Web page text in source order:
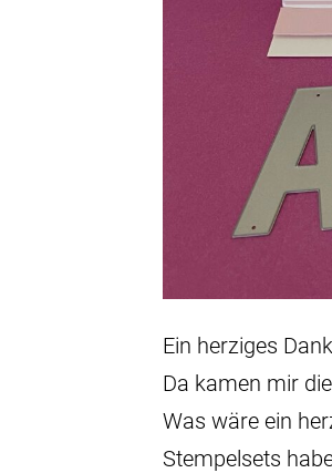
Ein herziges
Da kamen mir
Was wäre ein
Stempelsets